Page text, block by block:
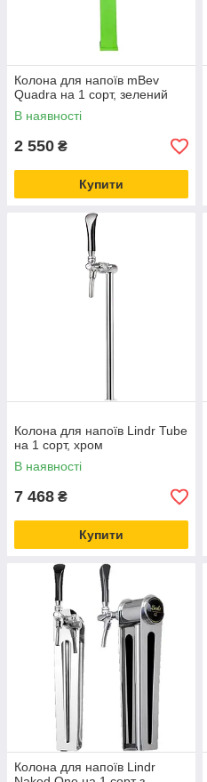
Колона для напоїв mBev
Quadra на 1 сорт, зелений
В наявності
2 550 ₴
Купити
Колона для напоїв Lindr Tube
на 1 сорт, хром
В наявності
7 468 ₴
Купити
Колона для напоїв Lindr